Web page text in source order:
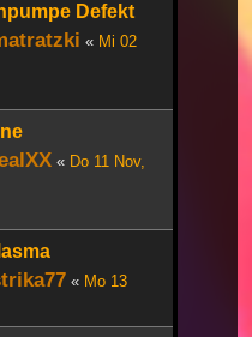
Defekt
« Mi 02
« Do 11 Nov,
« Mo 13